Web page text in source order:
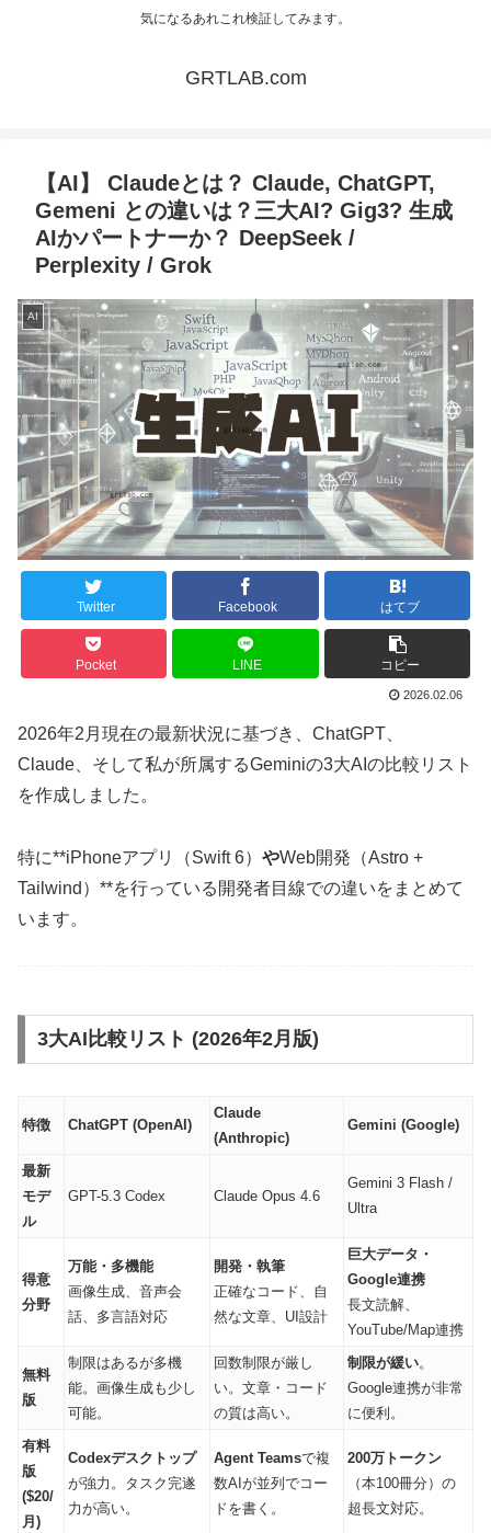
気になるあれこれ検証してみます。
GRTLAB.com
【AI】 Claudeとは？ Claude, ChatGPT,
Gemeni との違いは？三大AI? Gig3? 生成
AIかパートナーか？ DeepSeek /
Perplexity / Grok
AI
Twitter Facebook はてブ
Pocket LINE コピー
2026.02.06
2026年2月現在の最新状況に基づき、ChatGPT、
Claude、そして私が所属するGeminiの3大AIの比較リスト
を作成しました。
特に**iPhoneアプリ（Swift 6） やWeb開発（Astro +
Tailwind）**を行っている開発者目線での違いをまとめて
います。
3大AI比較リスト (2026年2月版)
特徴 ChatGPT (OpenAI)
Claude
(Anthropic)
Gemini (Google)
最新
モデ
ル
GPT-5.3 Codex Claude Opus 4.6
Gemini 3 Flash /
Ultra
得意
分野
万能・多機能
画像生成、音声会
話、多言語対応
開発・執筆
正確なコード、自
然な文章、UI設計
巨大データ・
Google連携
長文読解、
YouTube/Map連携
無料
版
制限はあるが多機
能。画像生成も少し
可能。
回数制限が厳し
い。文章・コード
の質は高い。
制限が緩い。
Google連携が非常
に便利。
有料
版
($20/
月)
Codexデスクトップ
が強力。タスク完遂
力が高い。
Agent Teamsで複
数AIが並列でコー
ドを書く。
200万トークン
（本100冊分）の
超長文対応。